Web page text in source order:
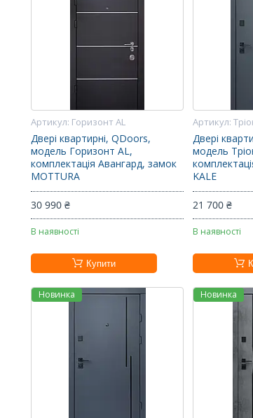
Горизонт AL
Двері квартирні, QDoors,
модель Горизонт AL,
комплектація Авангард, замок
MOTTURA
30 990 ₴
В наявності
Купити
Двері
модель
KALE
21 700 ₴
В наявності
Новинка Новинка